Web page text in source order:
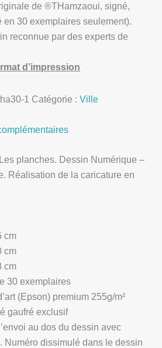
de ®THamzaoui, signé,
en 30 exemplaires seulement).
reconnue par des experts de
d’impression
1 Catégorie :Ville
planches. Dessin Numérique –
Réalisation de la caricature en
cm
cm
cm
30 exemplaires
(Epson) premium 255g/m²
gaufré exclusif
au dos du dessin avec
Numéro dissimulé dans le dessin